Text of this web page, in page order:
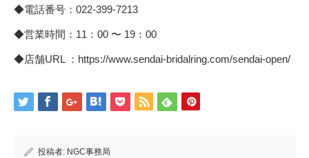
◆電話番号：022-399-7213
◆営業時間：11：00 〜 19：00
◆店舗URL ：https://www.sendai-bridalring.com/sendai-open/
投稿者: NGC事務局